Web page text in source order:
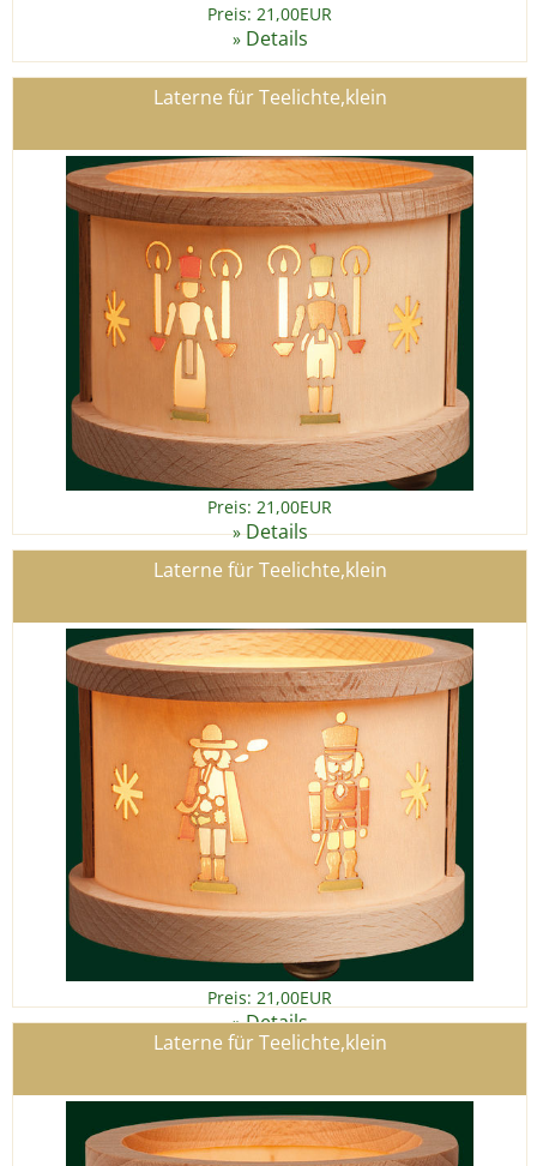
Preis: 21,00EUR
» Details
Laterne für Teelichte,klein
Preis: 21,00EUR
»Details
Laterne für Teelichte,klein
Preis: 21,00EUR
»Details
Laterne für Teelichte,klein